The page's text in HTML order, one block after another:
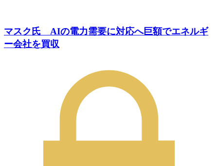
マスク氏 AIの電力需要に対応へ巨額でエネルギ
ー会社を買収